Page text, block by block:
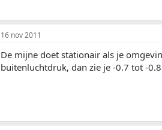
16 nov 2011
De mijne doet stationair als je
buitenluchtdruk, dan zie je -0.7 tot -0.8